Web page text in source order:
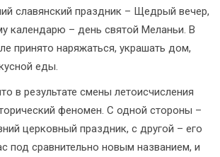
славянский праздник – Щедрый вечер,
календарю – день святой Меланьи. В
принято наряжаться, украшать дом,
еды.
в результате смены летоисчисления
феномен. С одной стороны –
церковный праздник, с другой – его
под сравнительно новым названием, и